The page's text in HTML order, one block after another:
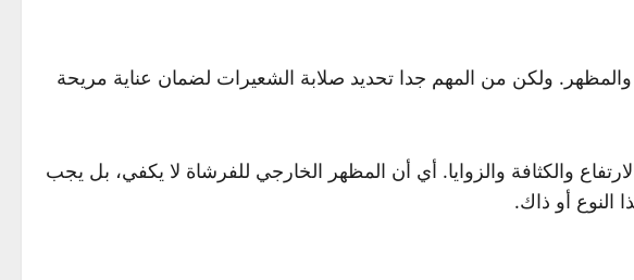
والمظهر. ولكن من المهم جدا تحديد صلابة الشعيرات لضمان عناية مريحة
والكثافة والزوايا. أي أن المظهر الخارجي للفرشاة لا يكفي، بل يجب
النوع أو ذاك.